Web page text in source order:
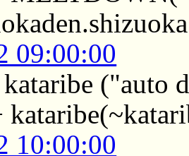
09:00:00
("auto
10:00:00